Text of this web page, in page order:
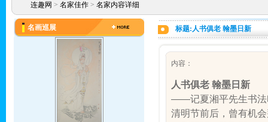
连趣网 > 名家佳作> 名家内容详细
名画巡展 标题:人书俱老 翰墨日新
内容：
人书俱老 翰墨日新
——记夏湘平先生书法
清明节前后，曾有机